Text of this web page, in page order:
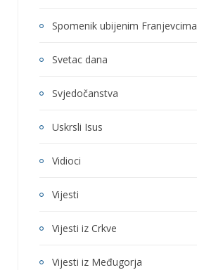
Spomenik ubijenim Franjevcima
Svetac dana
Svjedočanstva
Uskrsli Isus
Vidioci
Vijesti
Vijesti iz Crkve
Vijesti iz Međugorja